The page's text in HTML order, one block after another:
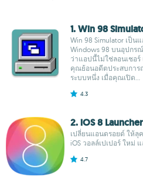
1. Win 98
Win 98 Simulator เป็
Windows 98 บนอุปกร
ว่าแอปนี้ไม่ใช่ลอนเชอ
คุณย้อนอดีตประสบกา
ระบบหนึ่ง เมื่อคุณเปิด...
4.3
2. iOS 8 Launcher
เปลี่ยนแอนดรอยด์ ให้ลุ
iOS วอลล์เปเปอร์ ใหม่
4.7